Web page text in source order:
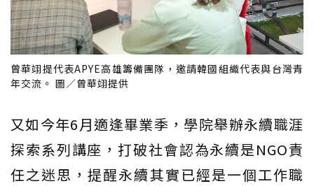
曾華翊提代表APYE高雄籌備團隊，邀請韓國組織代表與台灣青
年交流。 圖／曾華翊提供
又如今年6月適逢畢業季，學院舉辦永續職涯
探索系列講座，打破社會認為永續是NGO責
任之迷思，提醒永續其實已經是一個工作職